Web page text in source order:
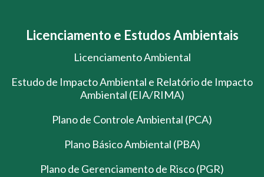
Licenciamento e Estudos Ambientais
Licenciamento Ambiental
Estudo de Impacto Ambiental e Relatório de Impacto
Ambiental (EIA/RIMA)
Plano de Controle Ambiental (PCA)
Plano Básico Ambiental (PBA)
Plano de Gerenciamento de Risco (PGR)